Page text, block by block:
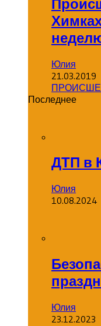
Юлия
21.03.2019
Последнее
ДТП в
Юлия
10.08.2024
Юлия
23.12.2023